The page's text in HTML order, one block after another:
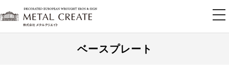
ベースプレート